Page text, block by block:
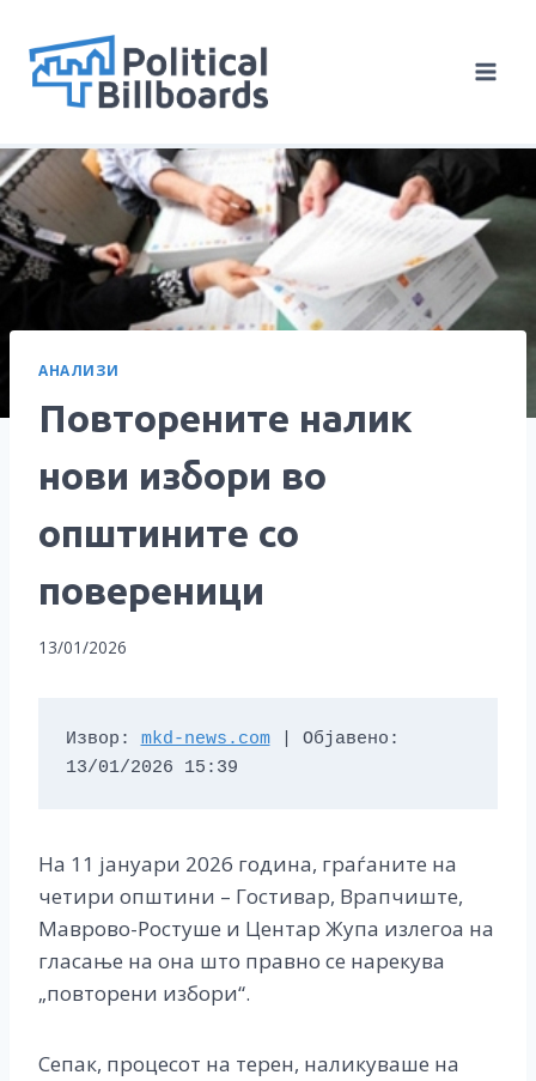
content
АНАЛИЗИ
Повторените налик
нови избори во
општините со
повереници
13/01/2026
Извор: mkd-news.com | Објавено:
13/01/2026 15:39
На 11 јануари 2026 година, граѓаните на
четири општини – Гостивар, Врапчиште,
Маврово-Ростуше и Центар Жупа излегоа на
гласање на она што правно се нарекува
„повторени избори“.
Сепак, процесот на терен, наликуваше на